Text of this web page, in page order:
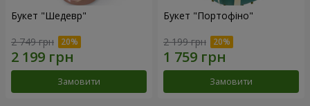
Букет "Шедевр"
2 749 грн
Замовити
Букет "Портофіно"
2 199 грн
Замовити